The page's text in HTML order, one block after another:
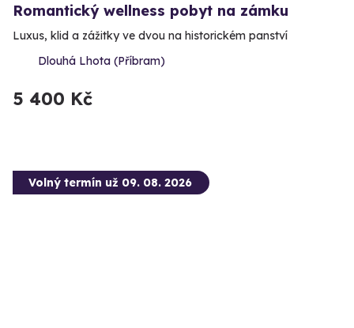
Romantický wellness pobyt na zámku
Luxus, klid a zážitky ve dvou na historickém panství
Dlouhá Lhota (Příbram)
5 400 Kč
Volný termín už 09. 08. 2026